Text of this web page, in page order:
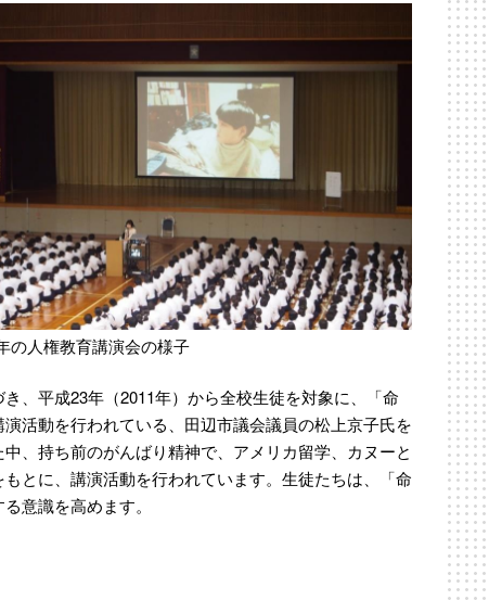
の人権教育講演会の様子
、平成23年（2011年）から全校生徒を対象に、「命
活動を行われている、田辺市議会議員の松上京子氏を
、持ち前のがんばり精神で、アメリカ留学、カヌーと
とに、講演活動を行われています。生徒たちは、「命
意識を高めます。